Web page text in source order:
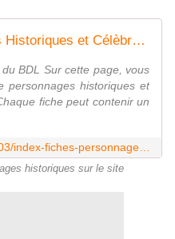
Index Fiches Personnages Historiques et Célèbres - Le Bazar du Lion
BDL Sur cette page, vous
personnages historiques et
fiche peut contenir un
historiques sur le site